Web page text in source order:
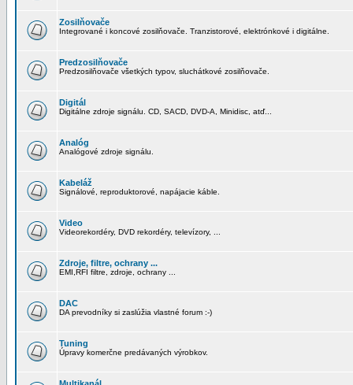
Zosilňovače
Integrované i koncové zosilňovače. Tranzistorové, elektrónkové i digitálne.
Predzosilňovače
Predzosilňovače všetkých typov, sluchátkové zosilňovače.
Digitál
Digitálne zdroje signálu. CD, SACD, DVD-A, Minidisc, atď...
Analóg
Analógové zdroje signálu.
Kabeláž
Signálové, reproduktorové, napájacie káble.
Video
Videorekordéry, DVD rekordéry, televízory, ...
Zdroje, filtre, ochrany ...
EMI,RFI filtre, zdroje, ochrany ...
DAC
DA prevodníky si zaslúžia vlastné forum :-)
Tuning
Úpravy komerčne predávaných výrobkov.